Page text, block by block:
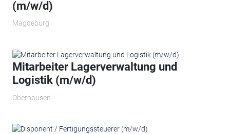
(m/w/d)
Magdeburg
Mitarbeiter Lagerverwaltung und
Logistik (m/w/d)
Oberhausen